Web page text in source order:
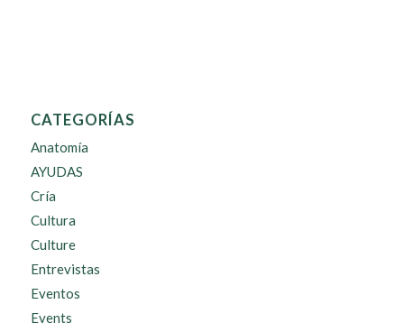
CATEGORÍAS
Anatomía
AYUDAS
Cría
Cultura
Culture
Entrevistas
Eventos
Events